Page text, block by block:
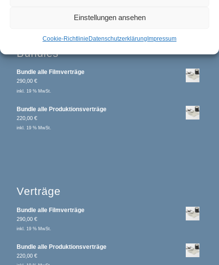
Einstellungen ansehen
Cookie-RichtlinieDatenschutzerklärungImpressum
Medienrecht
Bundles
Bundle alle Filmverträge
290,00 €
inkl. 19 % MwSt.
Bundle alle Produktionsverträge
220,00 €
inkl. 19 % MwSt.
Verträge
Bundle alle Filmverträge
290,00 €
inkl. 19 % MwSt.
Bundle alle Produktionsverträge
220,00 €